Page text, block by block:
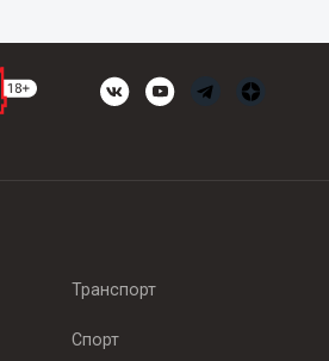
Транспорт
Спорт